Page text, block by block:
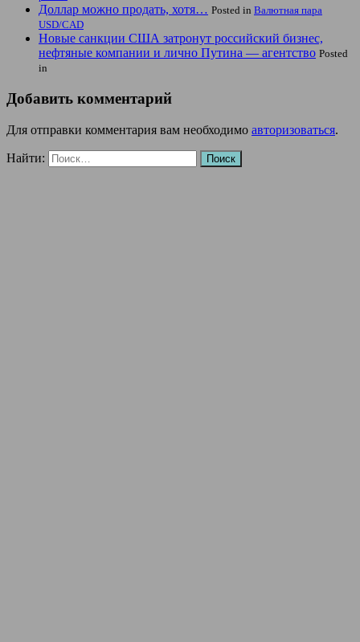
Доллар можно продать, хотя… Posted in Валютная пара
USD/CAD
Новые санкции США затронут российский бизнес,
нефтяные компании и лично Путина — агентство Posted
in
Добавить комментарий
Для отправки комментария вам необходимо авторизоваться.
Найти: